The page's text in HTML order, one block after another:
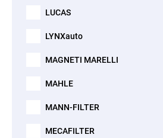
LUCAS
LYNXauto
MAGNETI MARELLI
MAHLE
MANN-FILTER
MECAFILTER